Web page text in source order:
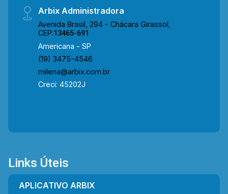
Arbix Administradora
Avenida Brasil, 294 - Chácara Girassol,
CEP:13465-691
Americana - SP
(19) 3475-4546
milena@arbix.com.br
Creci: 45202J
Links Úteis
APLICATIVO ARBIX